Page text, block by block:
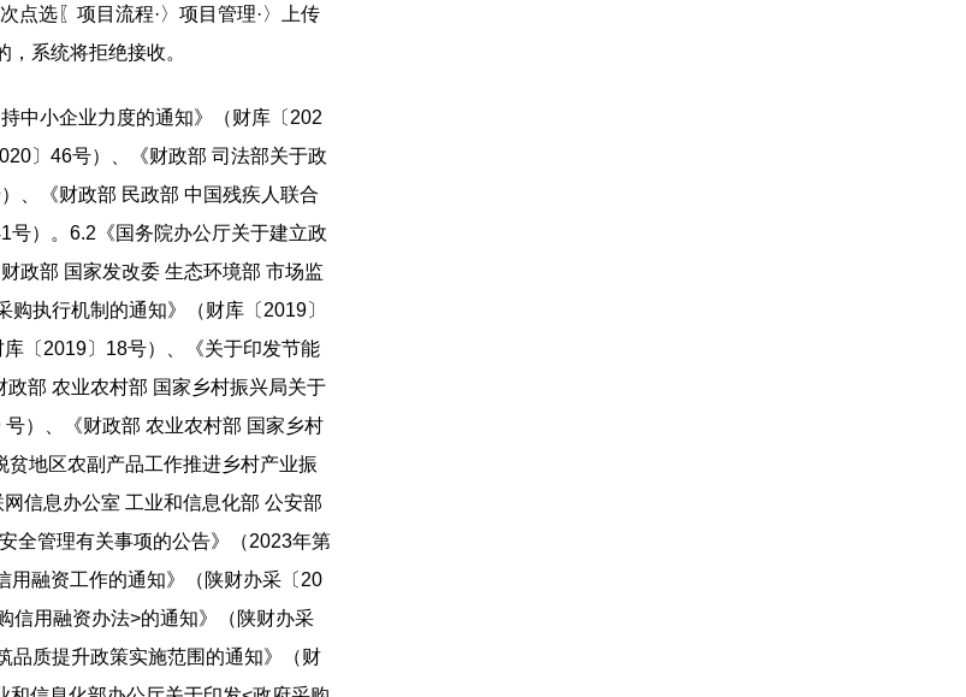
点选〖项目流程·〉项目管理·〉上传
系统将拒绝接收。
中小企业力度的通知》（财库〔202
〕46号）、《财政部 司法部关于政
、《财政部 民政部 中国残疾人联合
）。6.2《国务院办公厅关于建立政
政部 国家发改委 生态环境部 市场监
执行机制的通知》（财库〔2019〕
〔2019〕18号）、《关于印发节能
部 农业农村部 国家乡村振兴局关于
）、《财政部 农业农村部 国家乡村
地区农副产品工作推进乡村产业振
信息办公室 工业和信息化部 公安部
全管理有关事项的公告》（2023年第
用融资工作的通知》（陕财办采〔20
信用融资办法>的通知》（陕财办采
品质提升政策实施范围的通知》（财